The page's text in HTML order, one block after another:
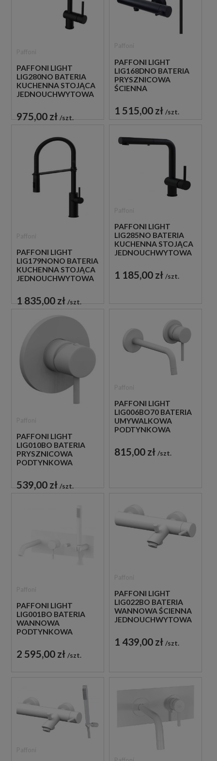
PAFFONI LIGHT
LIG280NO BATERIA
KUCHENNA STOJĄCA
JEDNOUCHWYTOWA
975,00 zł szt.
PAFFONI LIGHT
LIG168DNO BATERIA
PRYSZNICOWA
ŚCIENNA
CZARNA
1 515,00 zł szt.
PAFFONI LIGHT
LIG179NONO BATERIA
KUCHENNA STOJĄCA
JEDNOUCHWYTOWA
1 835,00 zł szt.
PAFFONI LIGHT
LIG285NO BATERIA
KUCHENNA STOJĄCA
JEDNOUCHWYTOWA
1 185,00 zł szt.
PAFFONI LIGHT
LIG010BO BATERIA
PRYSZNICOWA
PODTYNKOWA
BIAŁA
539,00 zł szt.
PAFFONI LIGHT
LIG006BO70 BATERIA
UMYWALKOWA
PODTYNKOWA
BIAŁA
815,00 zł szt.
PAFFONI LIGHT
LIG001BO BATERIA
WANNOWA
PODTYNKOWA
BIAŁA
2 595,00 zł szt.
PAFFONI LIGHT
LIG022BO BATERIA
WANNOWA ŚCIENNA
JEDNOUCHWYTOWA
1 439,00 zł szt.